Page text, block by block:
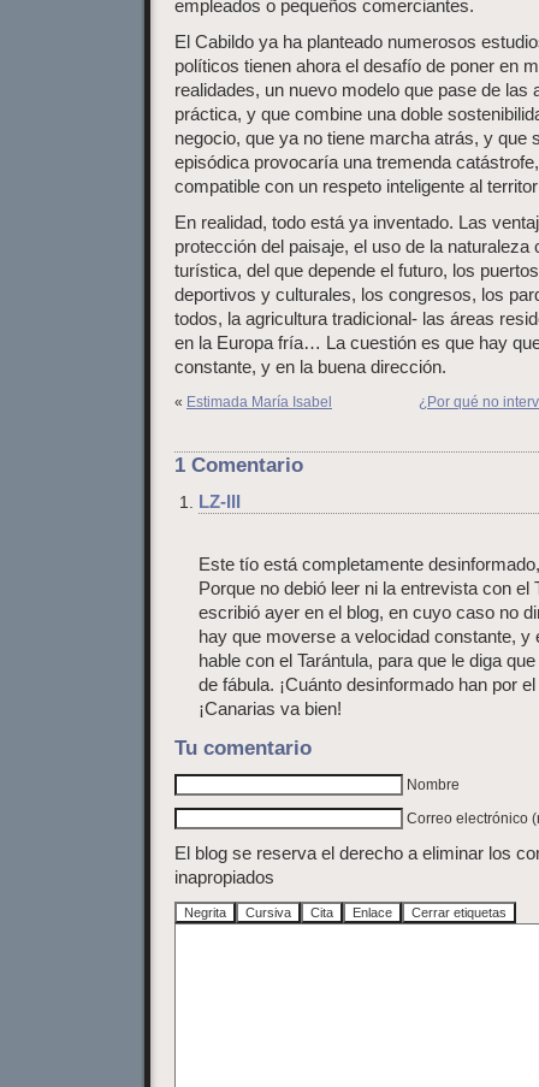
empleados o pequeños comerciantes.
El Cabildo ya ha planteado numerosos
políticos tienen ahora el desafío de poner en
realidades, un nuevo modelo que pase de las
práctica, y que combine una doble
negocio, que ya no tiene marcha atrás, y que
episódica provocaría una tremenda
compatible con un respeto inteligente al
En realidad, todo está ya inventado. Las
protección del paisaje, el uso de la
turística, del que depende el futuro, los
deportivos y culturales, los congresos, los
todos, la agricultura tradicional- las áreas
en la Europa fría… La cuestión es que hay
constante, y en la buena dirección.
« Estimada María Isabel ¿Por qué no
1 Comentario
LZ-III
Este tío está completamente
Porque no debió leer ni la entrevista con el
escribió ayer en el blog, en cuyo caso no
hay que moverse a velocidad constante, y
hable con el Tarántula, para que le diga
de fábula. ¡Cuánto desinformado han por
¡Canarias va bien!
Tu comentario
Nombre
Correo electrónico
El blog se reserva el derecho a eliminar los
inapropiados